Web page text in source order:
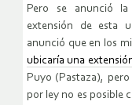
Pero se anunció
extensión de esta
anunció que en los
ubicaría una
Puyo (Pastaza),
por ley no es posible